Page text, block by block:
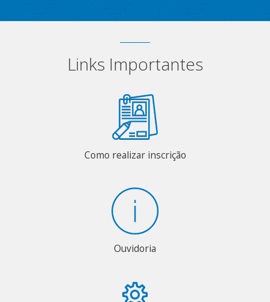
Links Importantes
Como realizar inscrição
Ouvidoria